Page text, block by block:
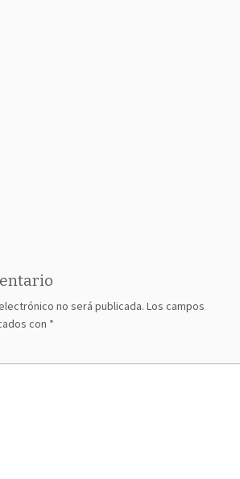
no será publicada. Los campos
con *